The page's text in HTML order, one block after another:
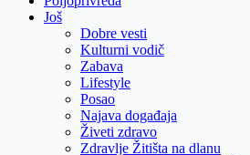
Još
Dobre vesti
Kulturni vodič
Zabava
Lifestyle
Posao
Najava događaja
Živeti zdravo
Zdravlje Žitišta na dlanu